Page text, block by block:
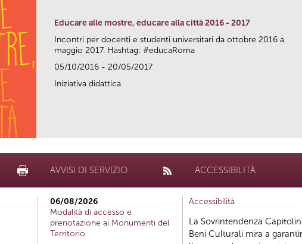
Educare alle mostre, educare alla città 2016 - 2017
Incontri per docenti e studenti universitari da ottobre 2016 a
maggio 2017. Hashtag: #educaRoma
05/10/2016 - 20/05/2017
Iniziativa didattica
AVVISI DI SERVIZIO
06/08/2026
Modalità di accesso e
prenotazione ai Monumenti del
Territorio
ACCESSIBILITÀ
Accessibilità
La Sovrintendenza
Beni Culturali mira a